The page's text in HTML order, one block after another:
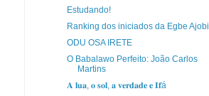
Estudando!
Ranking dos iniciados da Egbe Ajobi
ODU OSA IRETE
O Babalawo Perfeito: João Carlos
Martins
𝐀 𝐥𝐮𝐚, 𝐨 𝐬𝐨𝐥, 𝐚 𝐯𝐞𝐫𝐝𝐚𝐝𝐞 𝐞 𝐈𝐟á